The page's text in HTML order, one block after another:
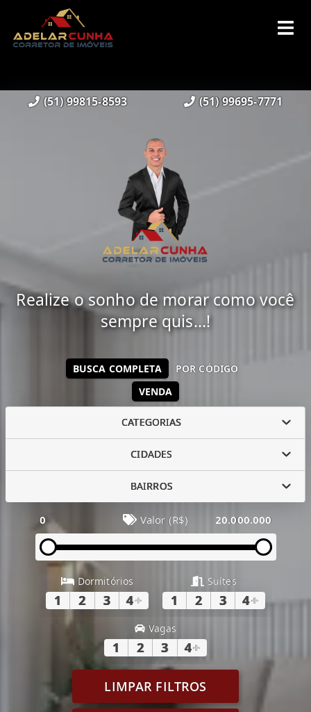
(51) 99815-8593 (51) 99695-7771
Realize o sonho de morar como você
sempre quis...!
VENDA
BUSCA COMPLETA POR CÓDIGO
CATEGORIAS
CIDADES
BAIRROS
0 Valor (R$) 20.000.000
Dormitórios
1 2 3 4+
Suítes
1 2 3 4+
Vagas
1 2 3 4+
LIMPAR FILTROS